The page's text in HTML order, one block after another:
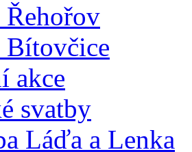
Řehořov
Bítovčice
akce
svatby
Láďa a Lenka